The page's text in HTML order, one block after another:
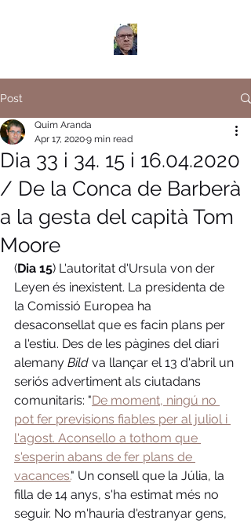
Post
Dia 33 i 34. 15 i 16.04.2020
/ De la Conca de Barberà
a la gesta del capità Tom
Moore
Quim Aranda
Apr 17, 20209 min read
(Dia 15) L'autoritat d'Ursula von der
Leyen és inexistent. La presidenta de
la Comissió Europea ha
desaconsellat que es facin plans per
a l'estiu. Des de les pàgines del diari
alemany Bild va llançar el 13 d'abril un
seriós advertiment als ciutadans
comunitaris: "De moment, ningú no
pot fer previsions fiables per al juliol i
l'agost. Aconsello a tothom que
s'esperin abans de fer plans de
vacances." Un consell que la Júlia, la
filla de 14 anys, s'ha estimat més no
seguir. No m'hauria d'estranyar gens,